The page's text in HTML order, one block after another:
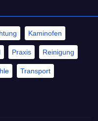
Kaminofen
Praxis Reinigung
Transport